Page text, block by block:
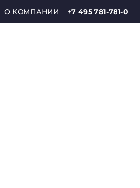
О КОМПАНИИ +7 495 781-781-0